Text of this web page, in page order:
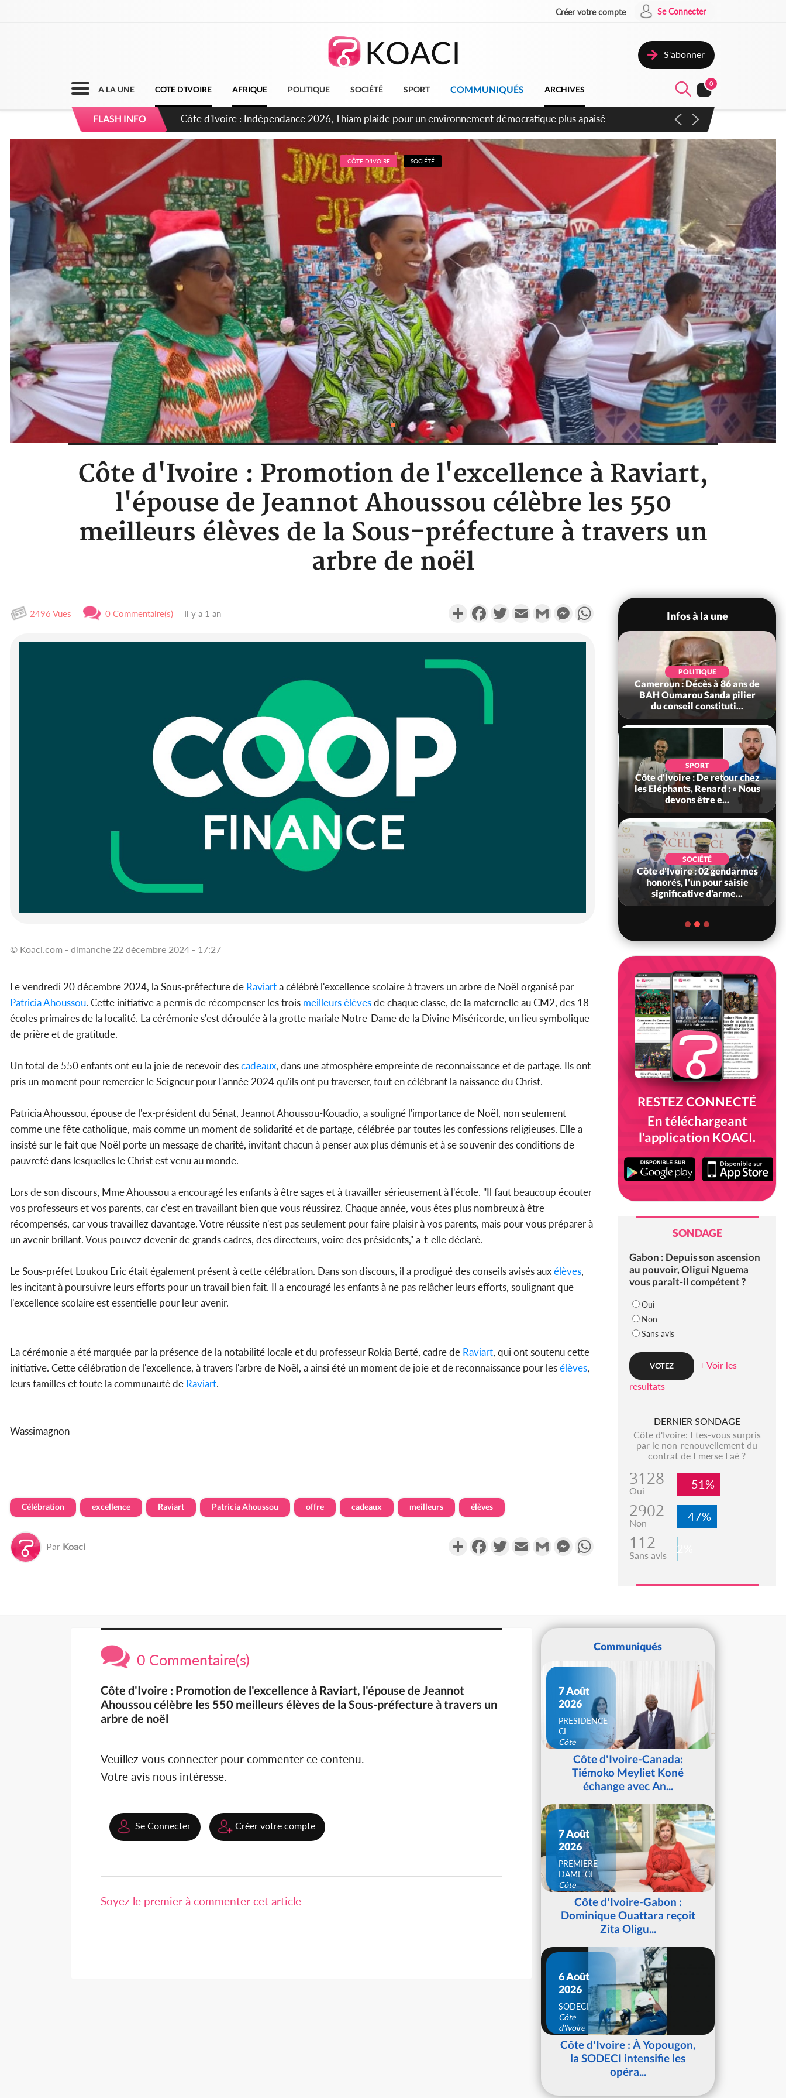
Créer votre compte Se Connecter
S'abonner
A LA UNE COTE D'IVOIRE AFRIQUE POLITIQUE SOCIÉTÉ SPORT COMMUNIQUÉS ARCHIVES
0
FLASH INFO Côte d'Ivoire : Concours INFAS 2026, les convocations seront disponibles à compter du samedi
CÔTE D'IVOIRE SOCIÉTÉ
Côte d'Ivoire : Promotion de l'excellence à Raviart,
l'épouse de Jeannot Ahoussou célèbre les 550
meilleurs élèves de la Sous-préfecture à travers un
arbre de noël
2496 Vues 0 Commentaire(s) Il y a 1 an PartagerFacebookTwitterEmail Gmail MessengerWhatsApp
© Koaci.com - dimanche 22 décembre 2024 - 17:27
Le vendredi 20 décembre 2024, la Sous-préfecture de Raviarta célébré l'excellence scolaire à travers un arbre de Noël organisé par
Patricia Ahoussou. Cette initiative a permis de récompenser les trois meilleursélèvesde chaque classe, de la maternelle au CM2, des 18
écoles primaires de la localité. La cérémonie s'est déroulée à la grotte mariale Notre-Dame de la Divine Miséricorde, un lieu symbolique
de prière et de gratitude.
Un total de 550 enfants ont eu la joie de recevoir descadeaux, dans une atmosphère empreinte de reconnaissance et de partage. Ils ont
pris un moment pour remercier le Seigneur pour l'année 2024 qu'ils ont pu traverser, tout en célébrant la naissance du Christ.
Patricia Ahoussou, épouse de l'ex-président du Sénat, Jeannot Ahoussou-Kouadio, a souligné l'importance de Noël, non seulement
comme une fête catholique, mais comme un moment de solidarité et de partage, célébrée par toutes les confessions religieuses. Elle a
insisté sur le fait que Noël porte un message de charité, invitant chacun à penser aux plus démunis et à se souvenir des conditions de
pauvreté dans lesquelles le Christ est venu au monde.
Lors de son discours, Mme Ahoussou a encouragé les enfants à être sages et à travailler sérieusement à l'école. "Il faut beaucoup écouter
vos professeurs et vos parents, car c'est en travaillant bien que vous réussirez. Chaque année, vous êtes plus nombreux à être
récompensés, car vous travaillez davantage. Votre réussite n'est pas seulement pour faire plaisir à vos parents, mais pour vous préparer à
un avenir brillant. Vous pouvez devenir de grands cadres, des directeurs, voire des présidents," a-t-elle déclaré.
Le Sous-préfet Loukou Eric était également présent à cette célébration. Dans son discours, il a prodigué des conseils avisés auxélèves,
les incitant à poursuivre leurs efforts pour un travail bien fait. Il a encouragé les enfants à ne pas relâcher leurs efforts, soulignant que
l'excellence scolaire est essentielle pour leur avenir.
La cérémonie a été marquée par la présence de la notabilité locale et du professeur Rokia Berté, cadre de Raviart, qui ont soutenu cette
initiative. Cette célébration de l'excellence, à travers l'arbre de Noël, a ainsi été un moment de joie et de reconnaissance pour lesélèves,
leurs familles et toute la communauté de Raviart.
Wassimagnon
Célébration excellence Raviart Patricia Ahoussou offre cadeaux meilleurs élèves
Par Koaci PartagerFacebookTwitterEmail Gmail MessengerWhatsApp
Infos à la une
l'inscription sans frais au
POLITIQUE
Cameroun : Décès à 86 ans de
BAH Oumarou Sanda pilier
du conseil constituti...
SPORT
Côte d'Ivoire : De retour chez
les Eléphants, Renard : « Nous
devons être e...
SOCIÉTÉ
Côte d'Ivoire : 02 gendarmes
honorés, l'un pour saisie
significative d'arme...
RESTEZ CONNECTÉ
En téléchargeant
l'application KOACI.
SONDAGE
Gabon : Depuis son ascension
au pouvoir, Oligui Nguema
vous parait-il compétent ?
Oui
Non
Sans avis
+ Voir les
resultats
DERNIER SONDAGE
Côte d'Ivoire: Etes-vous surpris
par le non-renouvellement du
contrat de Emerse Faé ?
3128
Oui 51%
2902
Non 47%
112
Sans avis 2%
0 Commentaire(s)
Côte d'Ivoire : Promotion de l'excellence à Raviart, l'épouse de Jeannot
Ahoussou célèbre les 550 meilleurs élèves de la Sous-préfecture à travers un
arbre de noël
Veuillez vous connecter pour commenter ce contenu.
Votre avis nous intéresse.
Se Connecter Créer votre compte
Soyez le premier à commenter cet article
Communiqués
7 Août
2026
PRESIDENCE
CI
Côte
d'IvoireCôte d'Ivoire-Canada:
Tiémoko Meyliet Koné
échange avec An...
7 Août
2026
PREMIERE
DAME CI
Côte
d'IvoireCôte d'Ivoire-Gabon :
Dominique Ouattara reçoit
Zita Oligu...
6 Août
2026
SODECI
Côte
d'Ivoire
Côte d'Ivoire : À Yopougon,
la SODECI intensifie les
opéra...